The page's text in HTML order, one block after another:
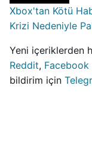
Xbox'tan Kötü
Krizi Nedeniyle
Yeni içeriklerden
Reddit, Facebook
bildirim için